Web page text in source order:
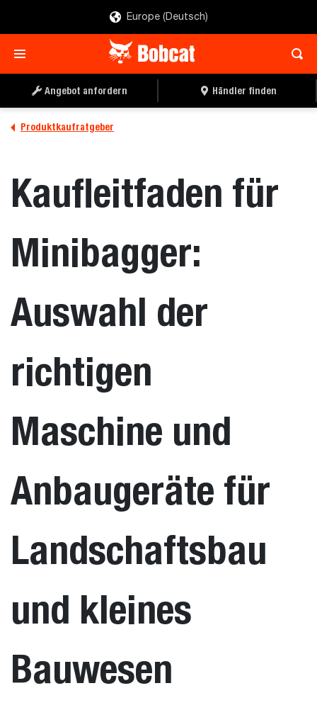
Europe (Deutsch)
Angebot anfordern Händler finden
Produktkaufratgeber
Kaufleitfaden für
Minibagger:
Auswahl der
richtigen
Maschine und
Anbaugeräte für
Landschaftsbau
und kleines
Bauwesen